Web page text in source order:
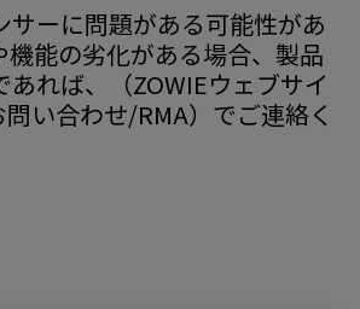
サーに問題がある可能性があ
機能の劣化がある場合、製品
あれば、（ZOWIEウェブサイ
い合わせ/RMA）でご連絡く